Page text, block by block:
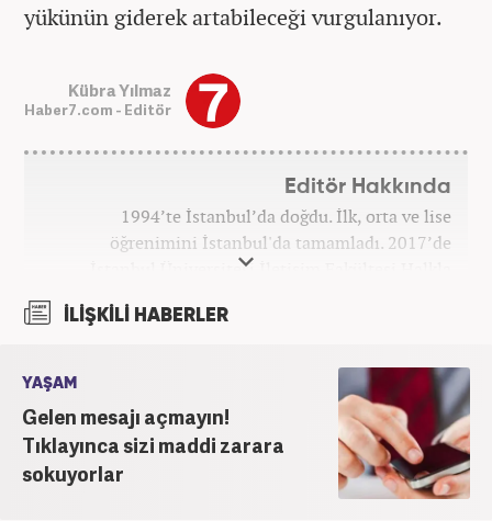
yükünün giderek artabileceği vurgulanıyor.
Kübra Yılmaz
Haber7.com - Editör
Editör Hakkında
1994’te İstanbul’da doğdu. İlk, orta ve lise
öğrenimini İstanbul'da tamamladı. 2017’de
İstanbul Üniversitesi İletişim Fakültesi Halkla
2017’den beri Kanal7 Medya Grubu’na bağlı
etmektedir.
İLİŞKİLİ HABERLER
YAŞAM
Gelen mesajı açmayın!
Tıklayınca sizi maddi zarara
sokuyorlar